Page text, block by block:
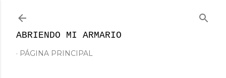
ABRIENDO MI ARMARIO
PÁGINA PRINCIPAL